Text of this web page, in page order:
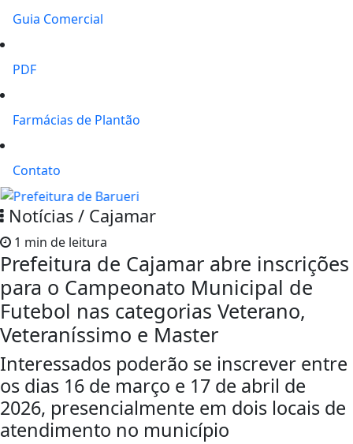
Guia Comercial
PDF
Farmácias de Plantão
Contato
Notícias / Cajamar
1 min de leitura
Prefeitura de Cajamar abre inscrições
para o Campeonato Municipal de
Futebol nas categorias Veterano,
Veteraníssimo e Master
Interessados poderão se inscrever entre
os dias 16 de março e 17 de abril de
2026, presencialmente em dois locais de
atendimento no município